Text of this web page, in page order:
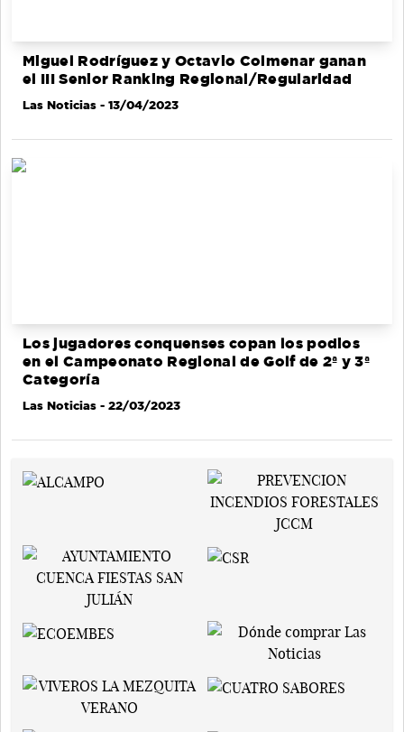
Miguel Rodríguez y Octavio Colmenar ganan
el III Senior Ranking Regional/Regularidad
Las Noticias - 13/04/2023
Los jugadores conquenses copan los podios
en el Campeonato Regional de Golf de 2ª y 3ª
Categoría
Las Noticias - 22/03/2023